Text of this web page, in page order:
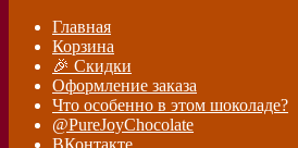
Главная
Корзина
🎉 Скидки
Оформление заказа
Что особенно в этом шоколаде?
@PureJoyChocolate
ВКонтакте